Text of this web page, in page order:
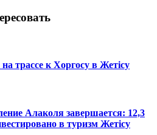
трассе к Хоргосу в Жетісу
Алаколя завершается: 12,3
в туризм Жетісу